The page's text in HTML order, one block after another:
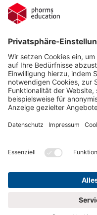
Datenschutz
Gender-Hinweis
Compliance
Social Media Netiquette
Follow us on